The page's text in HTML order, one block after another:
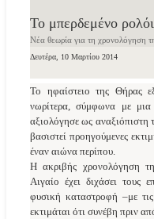
Το μπερδεμένο ρολόι
Νέα θεωρία για τη χρονολόγηση
Δευτέρα, 10 Μαρτίου 2014
Το ηφαίστειο της Θήρας
νωρίτερα, σύμφωνα με μια
αξιολόγησε ως αναξιόπιστη
βασιστεί προηγούμενες
έναν αιώνα περίπου.
Η ακριβής χρονολόγηση
Αιγαίο έχει διχάσει τους
φυσική καταστροφή –με τις
εκτιμάται ότι συνέβη πριν